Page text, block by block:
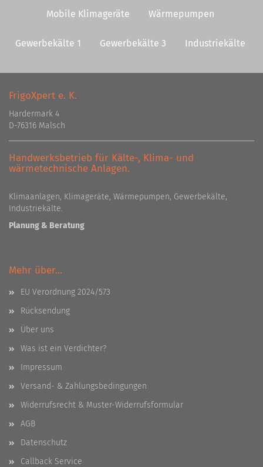
Mobile Klimageräte Wärmepumpen
Gewerbekälte 1 Gewerbekälte 3 Industriekälte
FrigoXpert e. K.
Hardermark 4
D-76316 Malsch
Handwerksbetrieb für Kälte-, Klima- und
wärmetechnische Anlagen.
Klimaanlagen, Klimageräte, Wärmepumpen, Gewerbekälte,
Industriekälte.
Planung & Beratung
Mehr über...
EU Verordnung 2024/573
Rücksendung
Über uns
Was ist ein Verdichter?
Impressum
Versand- & Zahlungsbedingungen
Widerrufsrecht & Muster-Widerrufsformular
AGB
Datenschutz
Callback Service